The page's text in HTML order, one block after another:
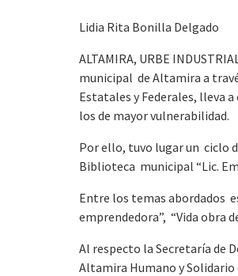
Lidia Rita Bonilla Delgado
ALTAMIRA, URBE
municipal de Altamira a
Estatales y Federales, lleva
los de mayor vulnerabilidad.
Por ello, tuvo lugar un ciclo
Biblioteca municipal “Lic.
Entre los temas abordados
emprendedora”, “Vida obra
Al respecto la Secretaría de
Altamira Humano y